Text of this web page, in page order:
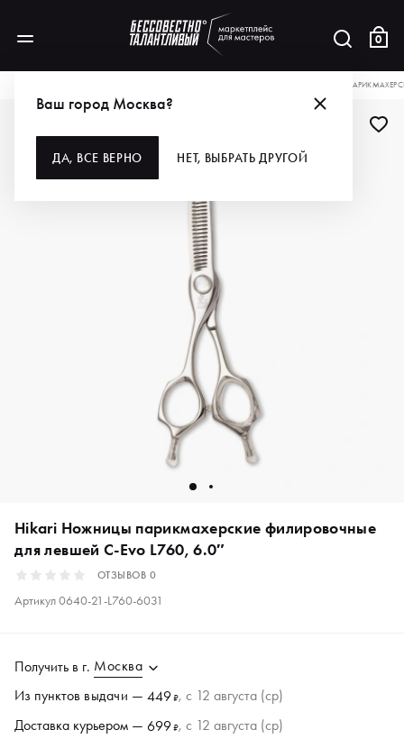
0
Ваш город Москва?
ДА, ВСЕ ВЕРНО НЕТ, ВЫБРАТЬ ДРУГОЙ
HIKARI НОЖНИЦЫ
Hikari Ножницы парикмахерские филировочные
для левшей C-Evo L760, 6.0″
ОТЗЫВОВ 0
Артикул0640-21-L760-6031
Получить в г. Москва
Из пунктов выдачи — 449₽, c 12 августа (ср)
Доставка курьером — 699₽, c 12 августа (ср)